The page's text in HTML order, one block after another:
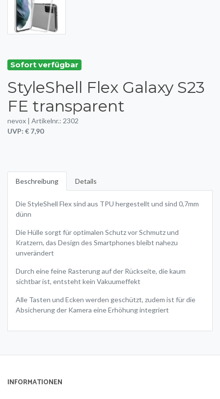
Sofort verfügbar
StyleShell Flex Galaxy S23
FE transparent
nevox | Artikelnr.: 2302
UVP: € 7,90
Beschreibung Details
Die StyleShell Flex sind aus TPU hergestellt und sind 0,7mm
dünn
Die Hülle sorgt für optimalen Schutz vor Schmutz und
Kratzern, das Design des Smartphones bleibt nahezu
unverändert
Durch eine feine Rasterung auf der Rückseite, die kaum
sichtbar ist, entsteht kein Vakuumeffekt
Alle Tasten und Ecken werden geschützt, zudem ist für die
Absicherung der Kamera eine Erhöhung integriert
INFORMATIONEN